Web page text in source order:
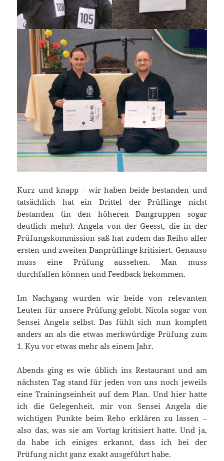
Kurz und knapp – wir haben beide bestanden und
tatsächlich hat ein Drittel der Prüflinge nicht
bestanden (in den höheren Dangruppen sogar
deutlich mehr). Angela von der Geesst, die in der
Prüfungskommission saß hat zudem das Reiho aller
ersten und zweiten Danprüflinge kritisiert. Genauso
muss eine Prüfung aussehen. Man muss
durchfallen können und Feedback bekommen.
Im Nachgang wurden wir beide von relevanten
Leuten für unsere Prüfung gelobt. Nicola sogar von
Sensei Angela selbst. Das fühlt sich nun komplett
anders an als die etwas merkwürdige Prüfung zum
1. Kyu vor etwas mehr als einem Jahr.
Abends ging es wie üblich ins Restaurant und am
nächsten Tag stand für jeden von uns noch jeweils
eine Trainingseinheit auf dem Plan. Und hier hatte
ich die Gelegenheit, mir von Sensei Angela die
wichtigen Punkte beim Reho erklären zu lassen –
also das, was sie am Vortag kritisiert hatte. Und ja,
da habe ich einiges erkannt, dass ich bei der
Prüfung nicht ganz exakt ausgeführt habe.